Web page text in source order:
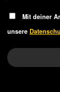
Mit deiner
unsere